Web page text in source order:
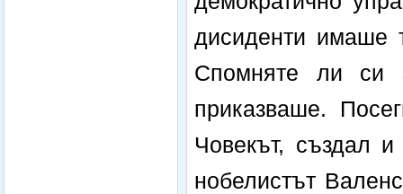
дисиденти имаше
Спомняте ли
приказваше.
Човекът, създал и
нобелистът